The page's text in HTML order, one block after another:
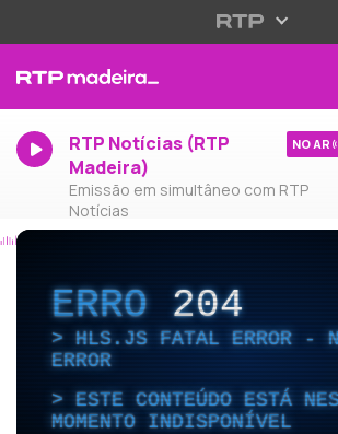
RTP Notícias (RTP
Madeira)
Emissão em simultâneo com RTP
Notícias
NO AR
ERRO204
HLS.JS FATAL ERROR -
ERROR
ESTE CONTEÚDO ESTÁ
MOMENTO INDISPONÍVEL